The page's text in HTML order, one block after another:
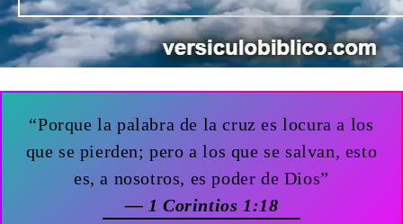
“Porque la palabra de la cruz es locura a los
que se pierden; pero a los que se salvan, esto
es, a nosotros, es poder de Dios”
— 1 Corintios 1:18